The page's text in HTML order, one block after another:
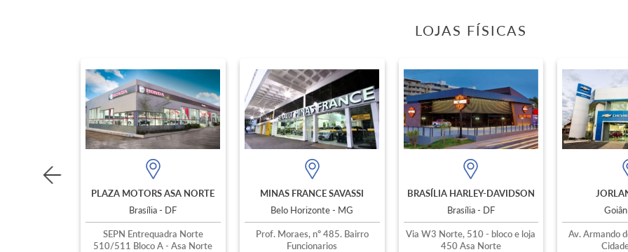
LOJAS FÍSICAS
PLAZA MOTORS ASA NORTE
Brasília - DF
SEPN Entrequadra Norte
510/511 Bloco A - Asa Norte
MINAS FRANCE SAVASSI
Belo Horizonte - MG
Prof. Moraes, nº 485. Bairro
Funcionarios
BRASÍLIA HARLEY-DAVIDSON
Brasília - DF
Via W3 Norte, 510 - bloco e loja
450 Asa Norte
Av. Armando